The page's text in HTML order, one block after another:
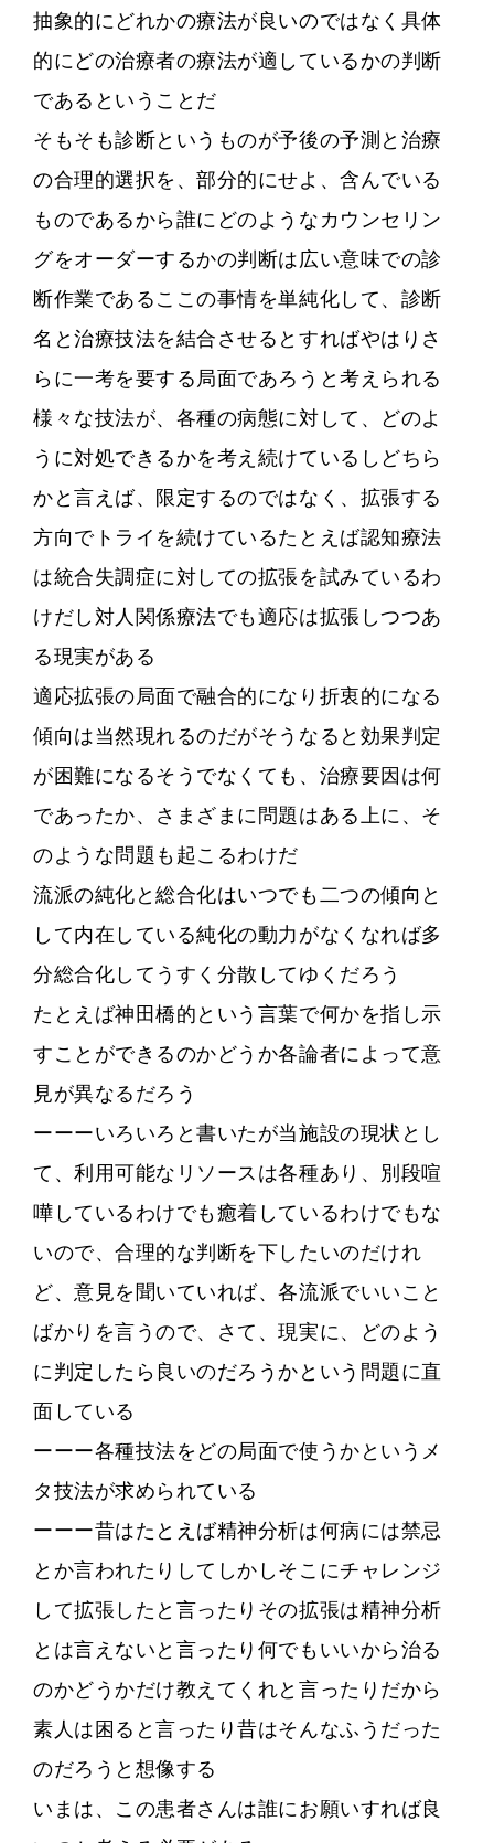
抽象的にどれかの療法が良いのではなく具体
的にどの治療者の療法が適しているかの判断
であるということだ
そもそも診断というものが予後の予測と治療
の合理的選択を、部分的にせよ、含んでいる
ものであるから誰にどのようなカウンセリン
グをオーダーするかの判断は広い意味での診
断作業であるここの事情を単純化して、診断
名と治療技法を結合させるとすればやはりさ
らに一考を要する局面であろうと考えられる
様々な技法が、各種の病態に対して、どのよ
うに対処できるかを考え続けているしどちら
かと言えば、限定するのではなく、拡張する
方向でトライを続けているたとえば認知療法
は統合失調症に対しての拡張を試みているわ
けだし対人関係療法でも適応は拡張しつつあ
る現実がある
適応拡張の局面で融合的になり折衷的になる
傾向は当然現れるのだがそうなると効果判定
が困難になるそうでなくても、治療要因は何
であったか、さまざまに問題はある上に、そ
のような問題も起こるわけだ
流派の純化と総合化はいつでも二つの傾向と
して内在している純化の動力がなくなれば多
分総合化してうすく分散してゆくだろう
たとえば神田橋的という言葉で何かを指し示
すことができるのかどうか各論者によって意
見が異なるだろう
ーーーいろいろと書いたが当施設の現状とし
て、利用可能なリソースは各種あり、別段喧
嘩しているわけでも癒着しているわけでもな
いので、合理的な判断を下したいのだけれ
ど、意見を聞いていれば、各流派でいいこと
ばかりを言うので、さて、現実に、どのよう
に判定したら良いのだろうかという問題に直
面している
ーーー各種技法をどの局面で使うかというメ
タ技法が求められている
ーーー昔はたとえば精神分析は何病には禁忌
とか言われたりしてしかしそこにチャレンジ
して拡張したと言ったりその拡張は精神分析
とは言えないと言ったり何でもいいから治る
のかどうかだけ教えてくれと言ったりだから
素人は困ると言ったり昔はそんなふうだった
のだろうと想像する
いまは、この患者さんは誰にお願いすれば良